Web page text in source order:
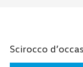
Scirocco